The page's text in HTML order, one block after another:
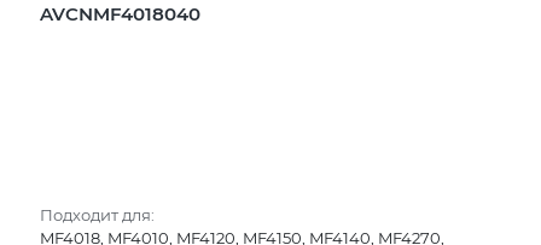
AVCNMF4018040
Подходит для:
MF4018, MF4010, MF4120, MF4150, MF4140, MF4270,